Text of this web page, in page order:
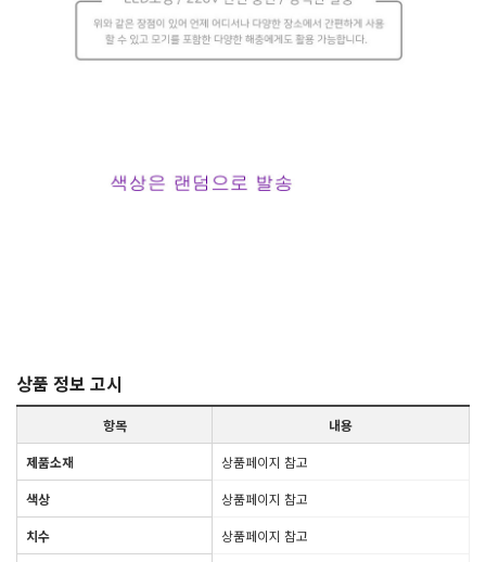
상품 정보 고시
항목
내용
제품소재
상품페이지 참고
색상
상품페이지 참고
치수
상품페이지 참고